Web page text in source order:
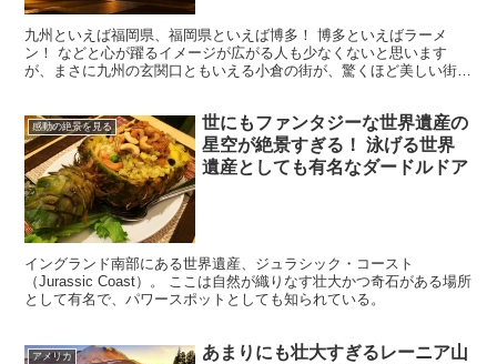
九州といえば福岡県、福岡県といえば博多！ 博多といえばラーメ
ン！ などと心が躍るイメージが広がる人も少なくないと思います
が、まさに九州の玄関口ともいえる小倉の街が、驚くほど美しい街に
感動の絶景を見る
世にもファンタジーな世界遺産の
星空が絶景すぎる！ 泳げる世界
遺産としても有名なダードルドア
イングランド南部にある世界遺産、ジュラシック・コースト
（Jurassic Coast）。 ここは自然が織りなす壮大かつ奇石がある場所
として有名で、パワースポットとしても知られている。
アメリカ
あまりにも壮大すぎるレーニア山